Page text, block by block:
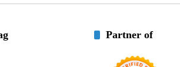
Partner of